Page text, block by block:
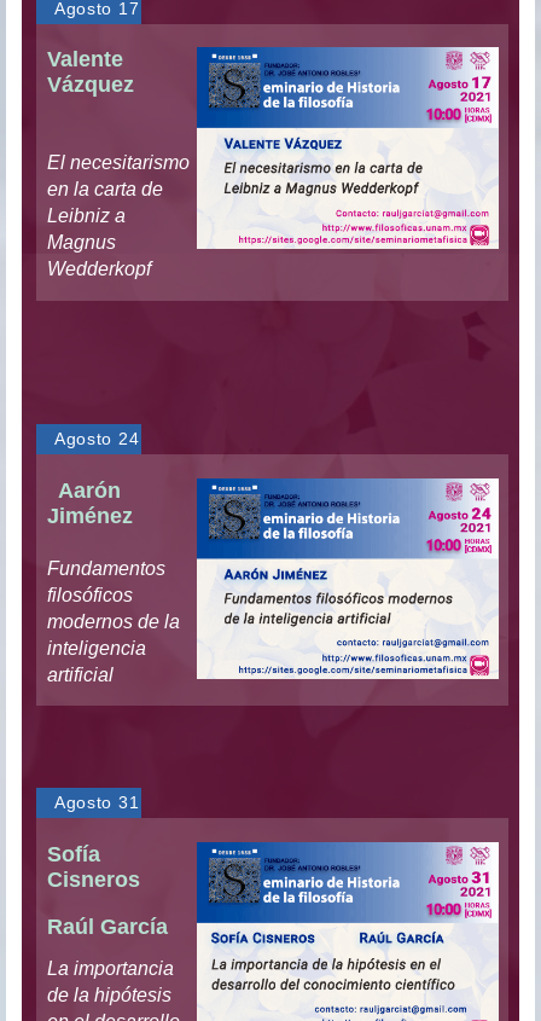
Agosto 17
Valente
Vázquez
El necesitarismo
en la carta de
Leibniz a
Magnus
Wedderkopf
Agosto 24
Aarón
Jiménez
Fundamentos
filosóficos
modernos de la
inteligencia
artificial
Agosto 31
Sofía
Cisneros
Raúl García
La importancia
de la hipótesis